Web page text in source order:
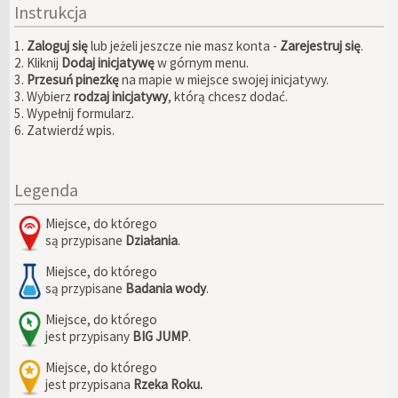
Instrukcja
1. Zaloguj sięlub jeżeli jeszcze nie masz konta - Zarejestruj się.
2. Kliknij Dodaj inicjatywęw górnym menu.
3. Przesuń pinezkęna mapie w miejsce swojej inicjatywy.
3. Wybierzrodzaj inicjatywy, którą chcesz dodać.
5. Wypełnij formularz.
6. Zatwierdź wpis.
Legenda
Miejsce, do którego
są przypisane Działania.
Miejsce, do którego
są przypisane Badania wody.
Miejsce, do którego
jest przypisany BIG JUMP.
Miejsce, do którego
jest przypisana Rzeka Roku.